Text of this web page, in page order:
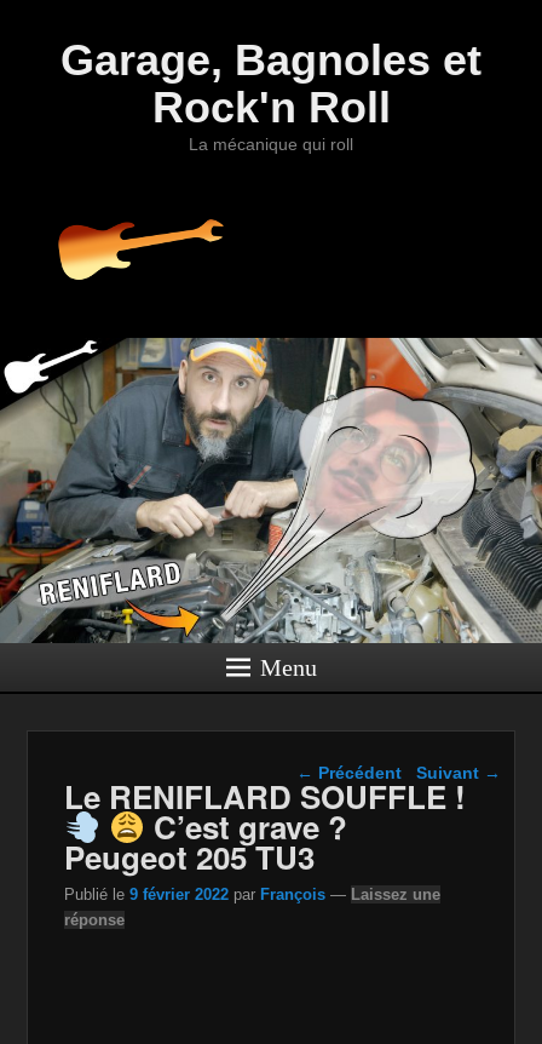
Garage, Bagnoles et
Rock'n Roll
La mécanique qui roll
Menu
Navigation dans les
articles
← Précédent Suivant →
Le RENIFLARD SOUFFLE !
C’est grave ?
Peugeot 205 TU3 ​
Publié le9 février 2022 par François — Laissez une
réponse